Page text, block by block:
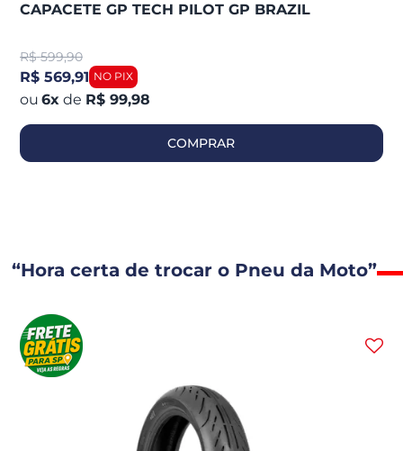
CAPACETE GP TECH PILOT GP BRAZIL
R$ 599,90
R$ 569,91
6x de R$ 99,98
COMPRAR
“Hora certa de trocar o Pneu da Moto”